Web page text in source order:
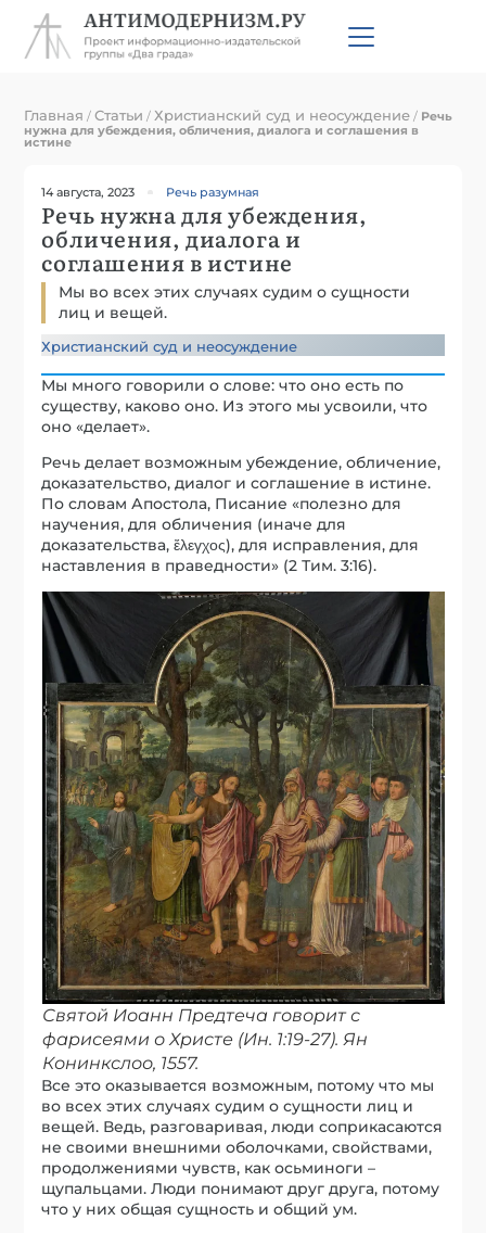
Главная /Статьи / Христианский суд и неосуждение / Речь
нужна для убеждения, обличения, диалога и соглашения в
истине
14 августа, 2023 Речь разумная
Речь нужна для убеждения,
обличения, диалога и
соглашения в истине
Мы во всех этих случаях судим о сущности
лиц и вещей.
Христианский суд и неосуждение
Мы много говорили о слове: что оно есть по
существу, каково оно. Из этого мы усвоили, что
оно «делает».
Речь делает возможным убеждение, обличение,
доказательство, диалог и соглашение в истине.
По словам Апостола, Писание «полезно для
научения, для обличения (иначе для
доказательства, ἔλεγχος), для исправления, для
наставления в праведности» (2 Тим. 3:16).
Святой Иоанн Предтеча говорит с
фарисеями о Христе (Ин. 1:19-27). Ян
Конинкслоо, 1557.
Все это оказывается возможным, потому что мы
во всех этих случаях судим о сущности лиц и
вещей. Ведь, разговаривая, люди соприкасаются
не своими внешними оболочками, свойствами,
продолжениями чувств, как осьминоги –
щупальцами. Люди понимают друг друга, потому
что у них общая сущность и общий ум.